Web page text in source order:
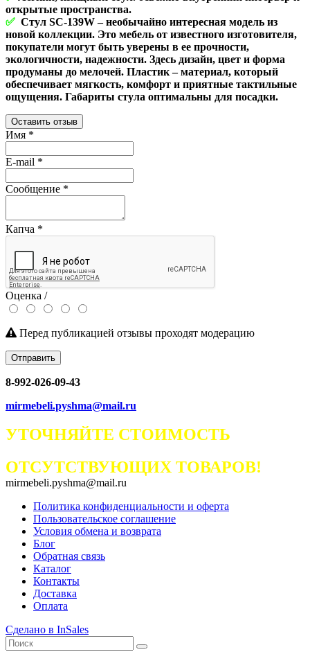
открытые пространства.
✅ Стул SC-139W – необычайно интересная модель из
новой коллекции. Это мебель от известного изготовителя,
покупатели могут быть уверены в ее прочности,
экологичности, надежности. Здесь дизайн, цвет и форма
продуманы до мелочей. Пластик – материал, который
обеспечивает мягкость, комфорт и приятные тактильные
ощущения. Габариты стула оптимальны для посадки.
Оставить отзыв
Имя *
E-mail *
Сообщение *
Капча *
Оценка /
Перед публикацией отзывы проходят модерацию
Отправить
8-992-026-09-43
mirmebeli.pyshma@mail.ru
УТОЧНЯЙТЕ СТОИМОСТЬ
ОТСУТСТВУЮЩИХ ТОВАРОВ!
mirmebeli.pyshma@mail.ru
Политика конфиденциальности и оферта
Пользовательское соглашение
Условия обмена и возврата
Блог
Обратная связь
Каталог
Контакты
Доставка
Оплата
Сделано в InSales